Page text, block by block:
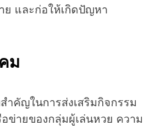
และก่อให้เกิดปัญหา
ม
ำคัญในการส่งเสริมกิจกรรม
อข่ายของกลุ่มผู้เล่นหวย ความ